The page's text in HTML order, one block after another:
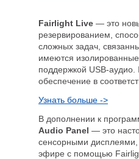
Fairlight Live — это
резервированием,
сложных задач,
имеются
поддержкой USB-
обеспечение в
Узнать больше ->
В дополнении к
Audio Panel — это
сенсорными
эфире с помощью